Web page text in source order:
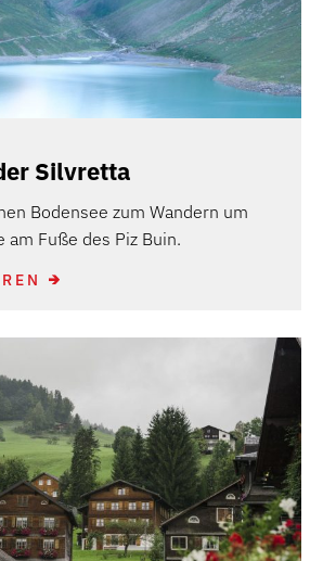
Silvretta
Bodensee zum Wandern um
am Fuße des Piz Buin.